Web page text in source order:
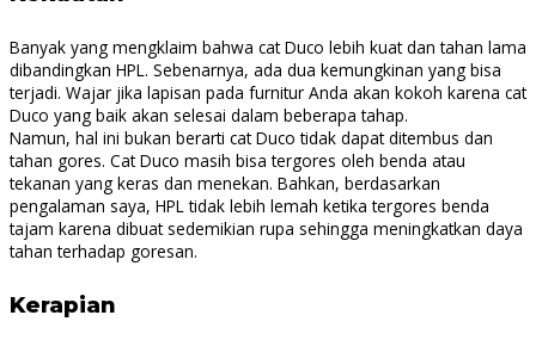
Banyak yang mengklaim bahwa cat Duco lebih kuat dan tahan lama
dibandingkan HPL. Sebenarnya, ada dua kemungkinan yang bisa
terjadi. Wajar jika lapisan pada furnitur Anda akan kokoh karena cat
Duco yang baik akan selesai dalam beberapa tahap.
Namun, hal ini bukan berarti cat Duco tidak dapat ditembus dan
tahan gores. Cat Duco masih bisa tergores oleh benda atau
tekanan yang keras dan menekan. Bahkan, berdasarkan
pengalaman saya, HPL tidak lebih lemah ketika tergores benda
tajam karena dibuat sedemikian rupa sehingga meningkatkan daya
tahan terhadap goresan.
Kerapian